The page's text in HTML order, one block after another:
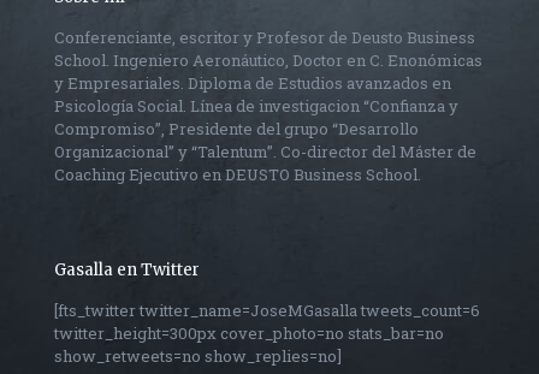
Conferenciante, escritor y Profesor de Deusto Business
School. Ingeniero Aeronáutico, Doctor en C. Enonómicas
y Empresariales. Diploma de Estudios avanzados en
Psicología Social. Línea de investigacion “Confianza y
Compromiso”, Presidente del grupo “Desarrollo
Organizacional” y “Talentum”. Co-director del Máster de
Coaching Ejecutivo en DEUSTO Business School.
Gasalla en Twitter
[fts_twitter twitter_name=JoseMGasalla tweets_count=6
twitter_height=300px cover_photo=no stats_bar=no
show_retweets=no show_replies=no]